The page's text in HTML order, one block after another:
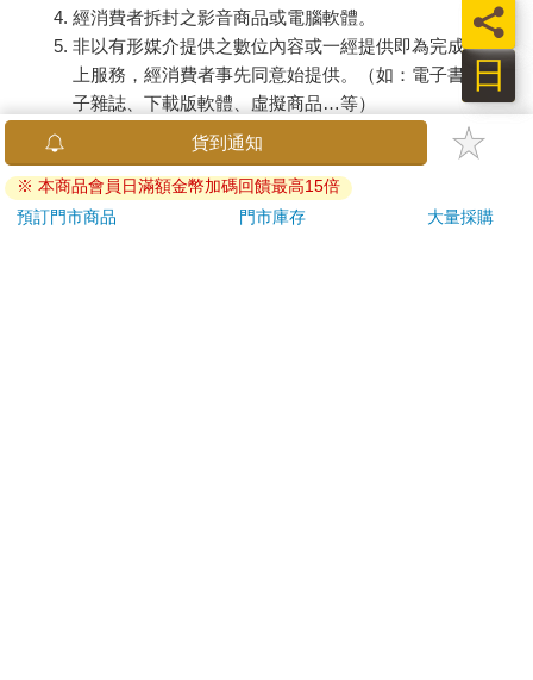
經消費者拆封之影音商品或電腦軟體。
非以有形媒介提供之數位內容或一經提供即為完成之線
上服務，經消費者事先同意始提供。（如：電子書、電
子雜誌、下載版軟體、虛擬商品…等）
已拆封之個人衛生用品。（如：內衣褲、刮鬍刀、除毛
若非上列種類商品，均享有到貨7天的猶豫期（含例假
日）。
貨到通知
※ 本商品會員日滿額金幣加碼回饋最高15倍
預訂門市商品
門市庫存 大量採購
日
員